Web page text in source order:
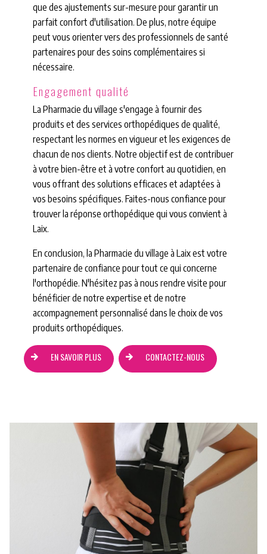
que des ajustements sur-mesure pour garantir un
parfait confort d'utilisation. De plus, notre équipe
peut vous orienter vers des professionnels de santé
partenaires pour des soins complémentaires si
nécessaire.
Engagement qualité
La Pharmacie du village s'engage à fournir des
produits et des services orthopédiques de qualité,
respectant les normes en vigueur et les exigences de
chacun de nos clients. Notre objectif est de contribuer
à votre bien-être et à votre confort au quotidien, en
vous offrant des solutions efficaces et adaptées à
vos besoins spécifiques. Faites-nous confiance pour
trouver la réponse orthopédique qui vous convient à
Laix.
En conclusion, la Pharmacie du village à Laix est votre
partenaire de confiance pour tout ce qui concerne
l'orthopédie. N'hésitez pas à nous rendre visite pour
bénéficier de notre expertise et de notre
accompagnement personnalisé dans le choix de vos
produits orthopédiques.
EN SAVOIR PLUS CONTACTEZ-NOUS